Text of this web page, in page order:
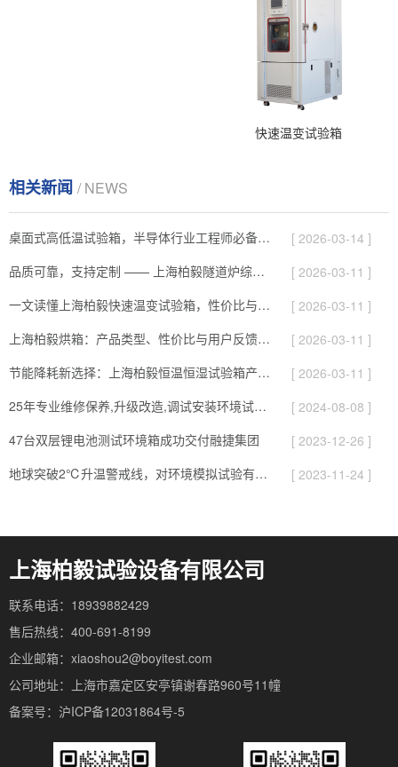
快速温变试验箱
相关新闻 / NEWS
桌面式高低温试验箱，半导体行业工程师必备的测试神器
[ 2026-03-14 ]
品质可靠，支持定制 —— 上海柏毅隧道炉综合解析
[ 2026-03-11 ]
一文读懂上海柏毅快速温变试验箱，性价比与服务综合介绍
[ 2026-03-11 ]
上海柏毅烘箱：产品类型、性价比与用户反馈总结
[ 2026-03-11 ]
节能降耗新选择：上海柏毅恒温恒湿试验箱产品与应用亮点
[ 2026-03-11 ]
25年专业维修保养,升级改造,调试安装环境试验设备
[ 2024-08-08 ]
47台双层锂电池测试环境箱成功交付融捷集团
[ 2023-12-26 ]
地球突破2℃升温警戒线，对环境模拟试验有哪些影响
[ 2023-11-24 ]
上海柏毅试验设备有限公司
联系电话：18939882429
售后热线：400-691-8199
企业邮箱：xiaoshou2@boyitest.com
公司地址：上海市嘉定区安亭镇谢春路960号11幢
备案号：沪ICP备12031864号-5